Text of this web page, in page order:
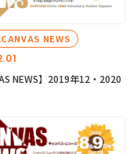
NEWS
NEWS】2019年12・2020